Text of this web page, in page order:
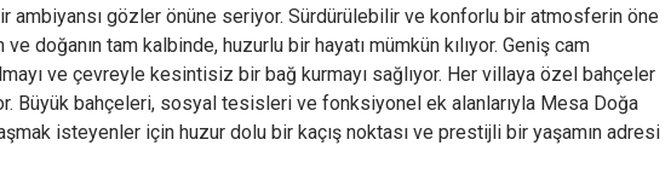
ambiyansı gözler önüne seriyor. Sürdürülebilir ve konforlu bir atmosferin öne
doğanın tam kalbinde, huzurlu bir hayatı mümkün kılıyor. Geniş cam
ve çevreyle kesintisiz bir bağ kurmayı sağlıyor. Her villaya özel bahçeler
Büyük bahçeleri, sosyal tesisleri ve fonksiyonel ek alanlarıyla Mesa Doğa
isteyenler için huzur dolu bir kaçış noktası ve prestijli bir yaşamın adresi